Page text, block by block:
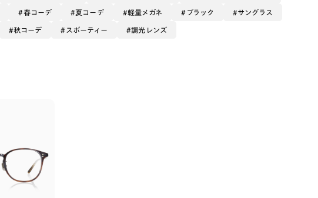
春コーデ 夏コーデ 軽量メガネ ブラック サングラス
秋コーデ スポーティー 調光レンズ